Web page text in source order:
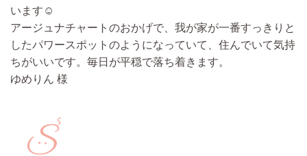
います☺️
アージュナチャートのおかげで、我が家が一番すっきりと
したパワースポットのようになっていて、住んでいて気持
ちがいいです。毎日が平穏で落ち着きます。
ゆめりん 様